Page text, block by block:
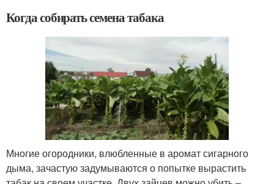
Когда собирать семена табака
Многие огородники, влюбленные в аромат сигарного
дыма, зачастую задумываются о попытке вырастить